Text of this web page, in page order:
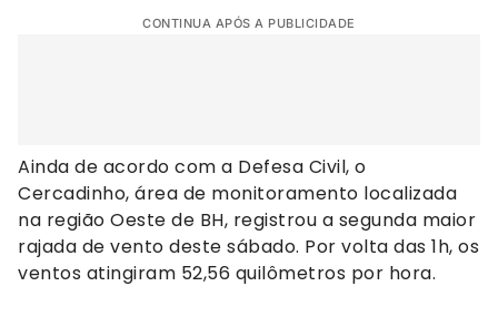
CONTINUA APÓS A PUBLICIDADE
Ainda de acordo com a Defesa Civil, o
Cercadinho, área de monitoramento localizada
na região Oeste de BH, registrou a segunda maior
rajada de vento deste sábado. Por volta das 1h, os
ventos atingiram 52,56 quilômetros por hora.